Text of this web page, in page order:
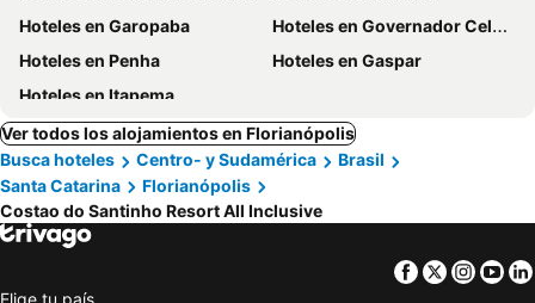
Hoteles en Garopaba
Hoteles en Governador Celso Ramos
Hoteles en Penha
Hoteles en Gaspar
Hoteles en Itapema
Ver todos los alojamientos en Florianópolis
Busca hoteles
Centro- y Sudamérica
Brasil
Santa Catarina
Florianópolis
Costao do Santinho Resort All Inclusive
Facebook
Twitter